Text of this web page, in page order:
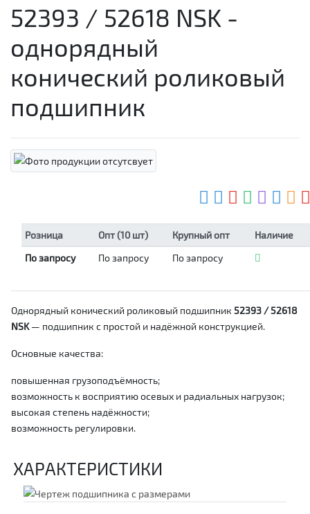
52393 / 52618 NSK -
однорядный
конический роликовый
подшипник
Розница Опт (10 шт) Крупный опт
Наличие
По запросу
По запросу По запросу
Однорядный конический роликовый подшипник 52393 / 52618
NSK— подшипник с простой и надёжной конструкцией.
Основные качества:
повышенная грузоподъёмность;
возможность к восприятию осевых и радиальных нагрузок;
высокая степень надёжности;
возможность регулировки.
ХАРАКТЕРИСТИКИ